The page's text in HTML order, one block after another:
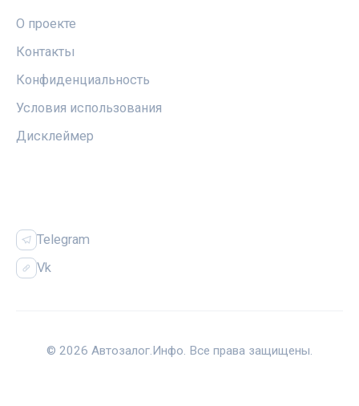
О проекте
Контакты
Конфиденциальность
Условия использования
Дисклеймер
Telegram
Vk
© 2026 Автозалог.Инфо. Все права защищены.